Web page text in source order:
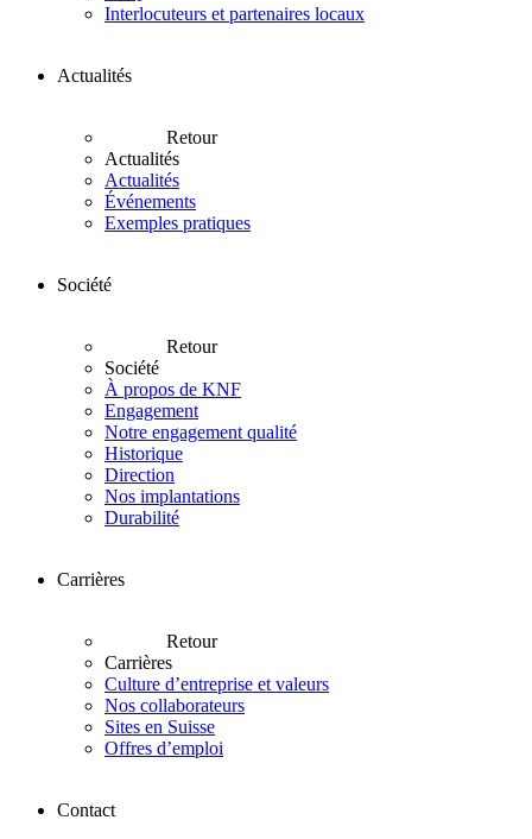
Interlocuteurs et partenaires locaux
Actualités
Retour
Actualités
Actualités
Événements
Exemples pratiques
Société
Retour
Société
À propos de KNF
Engagement
Notre engagement qualité
Historique
Direction
Nos implantations
Durabilité
Carrières
Retour
Carrières
Culture d’entreprise et valeurs
Nos collaborateurs
Sites en Suisse
Offres d’emploi
Contact